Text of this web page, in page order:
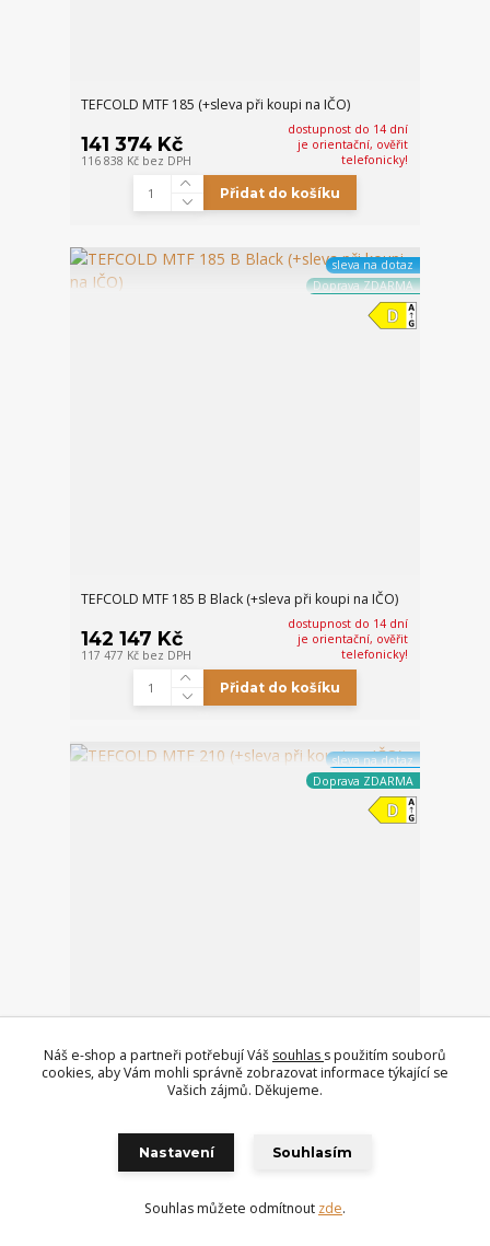
TEFCOLD MTF 185 (+sleva při koupi na IČO)
141 374 Kč
116 838 Kč bez DPH
dostupnost do 14 dní
je orientační, ověřit
telefonicky!
Přidat do košíku
sleva na dotaz
Doprava ZDARMA
TEFCOLD MTF 185 B Black (+sleva při koupi na IČO)
142 147 Kč
117 477 Kč bez DPH
dostupnost do 14 dní
je orientační, ověřit
telefonicky!
Přidat do košíku
sleva na dotaz
Doprava ZDARMA
TEFCOLD MTF 210 (+sleva při koupi na IČO)
146 405 Kč
120 996 Kčbez DPH
telefonicky!
Náš e-shop a partneři potřebují Váš souhlas s použitím souborů
cookies, aby Vám mohli správně zobrazovat informace týkající se
Vašich zájmů. Děkujeme.
Nastavení Souhlasím
Souhlas můžete odmítnout zde.